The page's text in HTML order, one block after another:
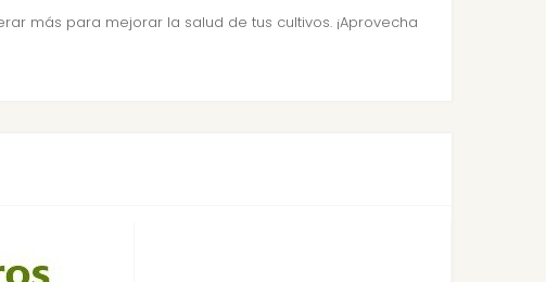
más para mejorar la salud de tus cultivos. ¡Aprovecha